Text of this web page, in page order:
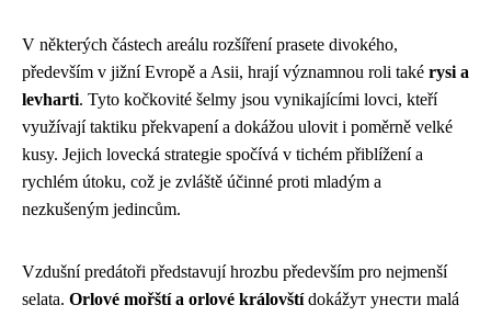
V některých částech areálu rozšíření prasete divokého,
především v jižní Evropě a Asii, hrají významnou roli také rysi a
levharti. Tyto kočkovité šelmy jsou vynikajícími lovci, kteří
využívají taktiku překvapení a dokážou ulovit i poměrně velké
kusy. Jejich lovecká strategie spočívá v tichém přiblížení a
rychlém útoku, což je zvláště účinné proti mladým a
nezkušeným jedincům.
Vzdušní predátoři představují hrozbu především pro nejmenší
selata. Orlové mořští a orlové královštídokážут унести malá